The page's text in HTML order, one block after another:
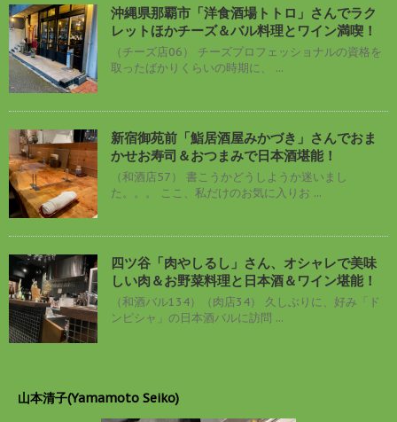
沖縄県那覇市「洋食酒場トトロ」さんでラク
レットほかチーズ＆バル料理とワイン満喫！
（チーズ店06） チーズプロフェッショナルの資格を
取ったばかりくらいの時期に、 ...
新宿御苑前「鮨居酒屋みかづき」さんでおま
かせお寿司＆おつまみで日本酒堪能！
（和酒店57） 書こうかどうしようか迷いまし
た。。。 ここ、私だけのお気に入りお ...
四ツ谷「肉やしるし」さん、オシャレで美味
しい肉＆お野菜料理と日本酒＆ワイン堪能！
（和酒バル134）（肉店34） 久しぶりに、好み「ド
ンピシャ」の日本酒バルに訪問 ...
山本清子(Yamamoto Seiko)